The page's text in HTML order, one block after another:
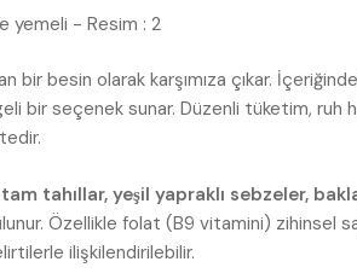
bir besin olarak karşımıza çıkar.
bir seçenek sunar. Düzenli tüketim, ruh
tam tahıllar, yeşil yapraklı sebzeler,
Özellikle folat (B9 vitamini) zihinsel
ilişkilendirilebilir.